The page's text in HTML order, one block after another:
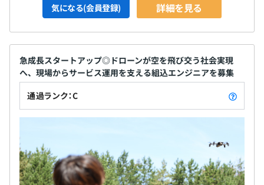
気になる(会員登録) 詳細を見る
急成長スタートアップ◎ドローンが空を飛び交う社会実現
へ、現場からサービス運用を支える組込エンジニアを募集
通過ランク：C